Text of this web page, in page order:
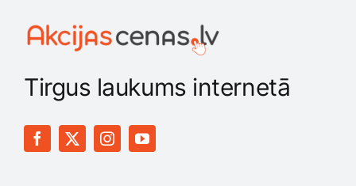
Tirgus laukums internetā